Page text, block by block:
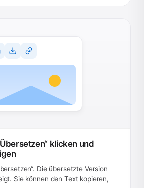
klicken und
Die übersetzte Version
Sie können den Text kopieren,